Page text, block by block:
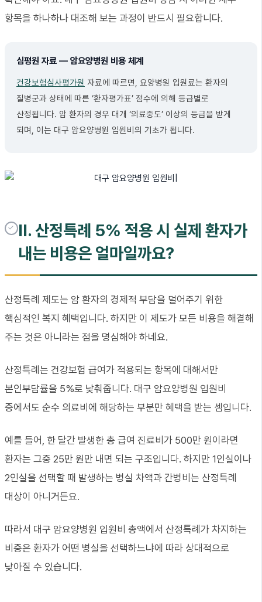
항목을 하나하나 대조해 보는 과정이 반드시 필요합니다.
심평원 자료 — 암요양병원 비용 체계
건강보험심사평가원 자료에 따르면, 요양병원 입원료는 환자의
질병군과 상태에 따른 ‘환자평가표’ 점수에 의해 등급별로
산정됩니다. 암 환자의 경우 대개 ‘의료중도’ 이상의 등급을 받게
되며, 이는 대구 암요양병원 입원비의 기초가 됩니다.
II. 산정특례 5% 적용 시 실제 환자가
내는 비용은 얼마일까요?
산정특례 제도는 암 환자의 경제적 부담을 덜어주기 위한
핵심적인 복지 혜택입니다. 하지만 이 제도가 모든 비용을 해결해
주는 것은 아니라는 점을 명심해야 하네요.
산정특례는 건강보험 급여가 적용되는 항목에 대해서만
본인부담률을 5%로 낮춰줍니다. 대구 암요양병원 입원비
중에서도 순수 의료비에 해당하는 부분만 혜택을 받는 셈입니다.
예를 들어, 한 달간 발생한 총 급여 진료비가 500만 원이라면
환자는 그중 25만 원만 내면 되는 구조입니다. 하지만 1인실이나
2인실을 선택할 때 발생하는 병실 차액과 간병비는 산정특례
대상이 아니거든요.
따라서 대구 암요양병원 입원비 총액에서 산정특례가 차지하는
비중은 환자가 어떤 병실을 선택하느냐에 따라 상대적으로
낮아질 수 있습니다.